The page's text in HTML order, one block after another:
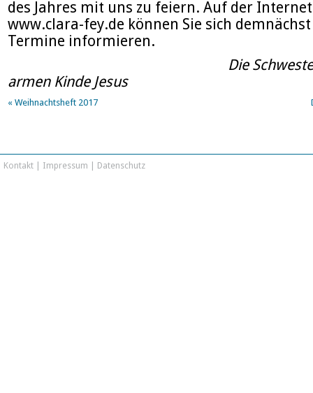
des Jahres mit uns zu feiern. Auf der
www.clara-fey.de können Sie sich
Termine informieren.
Die Schwestern
armen Kinde Jesus
« Weihnachtsheft 2017
Kontakt Impressum Datenschutz